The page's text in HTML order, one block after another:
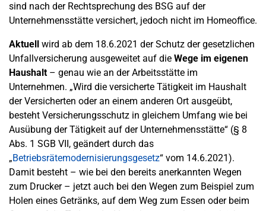
sind nach der Rechtsprechung des BSG auf der
Unternehmensstätte versichert, jedoch nicht im Homeoffice.
Aktuell wird ab dem 18.6.2021 der Schutz der gesetzlichen
Unfallversicherung ausgeweitet auf die Wege im eigenen
Haushalt– genau wie an der Arbeitsstätte im
Unternehmen. „Wird die versicherte Tätigkeit im Haushalt
der Versicherten oder an einem anderen Ort ausgeübt,
besteht Versicherungsschutz in gleichem Umfang wie bei
Ausübung der Tätigkeit auf der Unternehmensstätte“ (§ 8
Abs. 1 SGB VII, geändert durch das
„Betriebsrätemodernisierungsgesetz“ vom 14.6.2021).
Damit besteht – wie bei den bereits anerkannten Wegen
zum Drucker – jetzt auch bei den Wegen zum Beispiel zum
Holen eines Getränks, auf dem Weg zum Essen oder beim